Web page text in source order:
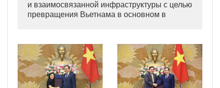
и взаимосвязанной инфраструктуры с целью
превращения Вьетнама в основном в